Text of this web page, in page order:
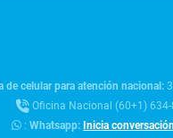
de celular para atención nacional:
Oficina Nacional (60+1)
:Whatsapp: Inicia